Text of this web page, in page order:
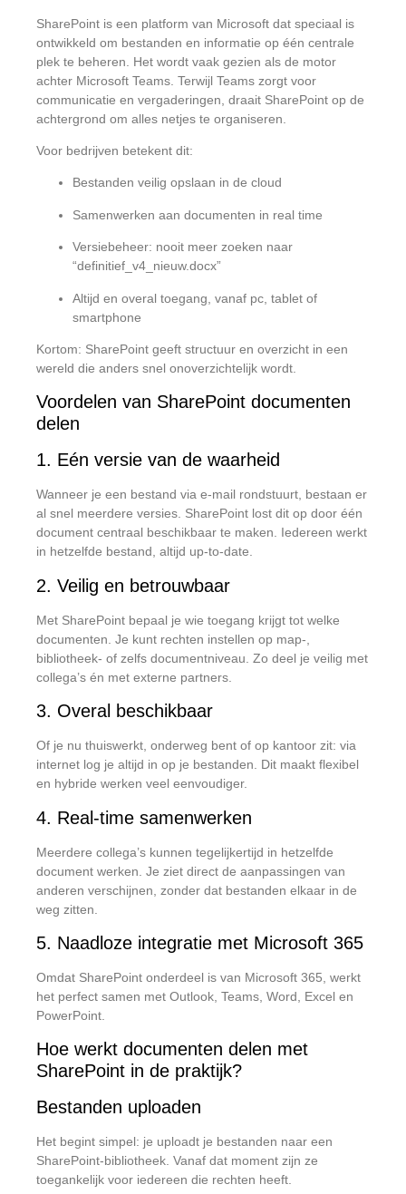
SharePoint is een platform van Microsoft dat speciaal is
ontwikkeld om bestanden en informatie op één centrale
plek te beheren. Het wordt vaak gezien als de motor
achter Microsoft Teams. Terwijl Teams zorgt voor
communicatie en vergaderingen, draait SharePoint op de
achtergrond om alles netjes te organiseren.
Voor bedrijven betekent dit:
Bestanden veilig opslaan in de cloud
Samenwerken aan documenten in real time
Versiebeheer: nooit meer zoeken naar
“definitief_v4_nieuw.docx”
Altijd en overal toegang, vanaf pc, tablet of
smartphone
Kortom: SharePoint geeft structuur en overzicht in een
wereld die anders snel onoverzichtelijk wordt.
Voordelen van SharePoint documenten
delen
1. Eén versie van de waarheid
Wanneer je een bestand via e-mail rondstuurt, bestaan er
al snel meerdere versies. SharePoint lost dit op door één
document centraal beschikbaar te maken. Iedereen werkt
in hetzelfde bestand, altijd up-to-date.
2. Veilig en betrouwbaar
Met SharePoint bepaal je wie toegang krijgt tot welke
documenten. Je kunt rechten instellen op map-,
bibliotheek- of zelfs documentniveau. Zo deel je veilig met
collega’s én met externe partners.
3. Overal beschikbaar
Of je nu thuiswerkt, onderweg bent of op kantoor zit: via
internet log je altijd in op je bestanden. Dit maakt flexibel
en hybride werken veel eenvoudiger.
4. Real-time samenwerken
Meerdere collega’s kunnen tegelijkertijd in hetzelfde
document werken. Je ziet direct de aanpassingen van
anderen verschijnen, zonder dat bestanden elkaar in de
weg zitten.
5. Naadloze integratie met Microsoft 365
Omdat SharePoint onderdeel is van Microsoft 365, werkt
het perfect samen met Outlook, Teams, Word, Excel en
PowerPoint.
Hoe werkt documenten delen met
SharePoint in de praktijk?
Bestanden uploaden
Het begint simpel: je uploadt je bestanden naar een
SharePoint-bibliotheek. Vanaf dat moment zijn ze
toegankelijk voor iedereen die rechten heeft.